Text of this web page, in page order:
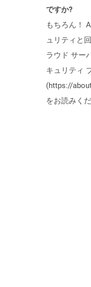
ですか?
もちろん！
ュリティと
ラウド サー
キュリティ
(https://
をお読みくだ